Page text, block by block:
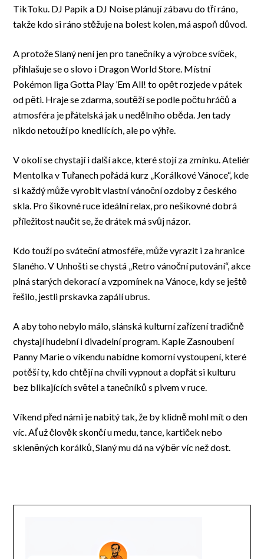
TikToku. DJ Papik a DJ Noise plánují zábavu do tří ráno,
takže kdo si ráno stěžuje na bolest kolen, má aspoň důvod.
A protože Slaný není jen pro tanečníky a výrobce svíček,
přihlašuje se o slovo i Dragon World Store. Místní
Pokémon liga Gotta Play ’Em All! to opět rozjede v pátek
od pěti. Hraje se zdarma, soutěží se podle počtu hráčů a
atmosféra je přátelská jak u nedělního oběda. Jen tady
nikdo netouží po knedlících, ale po výhře.
V okolí se chystají i další akce, které stojí za zmínku. Ateliér
Mentolka v Tuřanech pořádá kurz „Korálkové Vánoce“, kde
si každý může vyrobit vlastní vánoční ozdoby z českého
skla. Pro šikovné ruce ideální relax, pro nešikovné dobrá
příležitost naučit se, že drátek má svůj názor.
Kdo touží po sváteční atmosféře, může vyrazit i za hranice
Slaného. V Unhošti se chystá „Retro vánoční putování“, akce
plná starých dekorací a vzpomínek na Vánoce, kdy se ještě
řešilo, jestli prskavka zapálí ubrus.
A aby toho nebylo málo, slánská kulturní zařízení tradičně
chystají hudební i divadelní program. Kaple Zasnoubení
Panny Marie o víkendu nabídne komorní vystoupení, které
potěší ty, kdo chtějí na chvíli vypnout a dopřát si kulturu
bez blikajících světel a tanečníků s pivem v ruce.
Víkend před námi je nabitý tak, že by klidně mohl mít o den
víc. Ať už člověk skončí u medu, tance, kartiček nebo
skleněných korálků, Slaný mu dá na výběr víc než dost.